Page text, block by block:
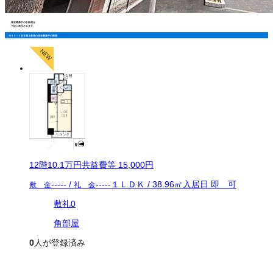
現在募集中のお部屋は
下記に表示されます。
ＭＡＸＩＶ名古屋上前津の現在募集中の部屋
12階10.1万円共益費等 15,000円
敷 金----- / 礼 金----- １ＬＤＫ / 38.96㎡ 入居日 即 可
敷礼0
角部屋
0人が登録済み